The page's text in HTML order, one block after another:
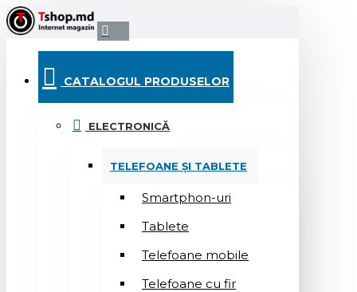
CATALOGUL PRODUSELOR
ELECTRONICĂ
TELEFOANE ȘI TABLETE
Smartphon-uri
Tablete
Telefoane mobile
Telefoane cu fir